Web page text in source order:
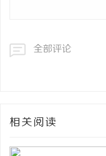
全部评论
相关阅读